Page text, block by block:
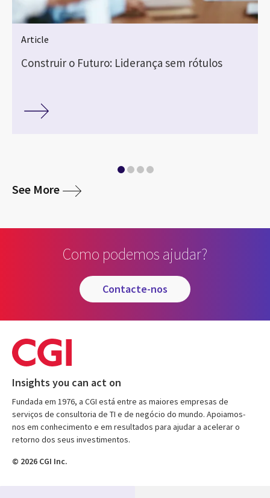
Article
Construir o Futuro: Liderança sem rótulos
See Moremedia
Como podemos ajudar?
contacte-nos
Insights you can act on
Fundada em 1976, a CGI está entre as maiores empresas de
serviços de consultoria de TI e de negócio do mundo. Apoiamos-
nos em conhecimento e em resultados para ajudar a acelerar o
retorno dos seus investimentos.
© 2026 CGI Inc.